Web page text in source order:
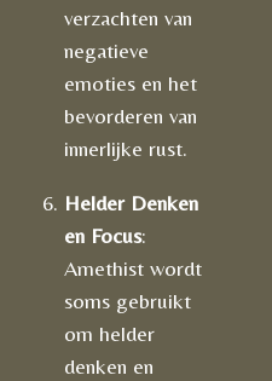
verzachten van
negatieve
emoties en het
bevorderen van
innerlijke rust.
Helder Denken
en Focus:
Amethist wordt
soms gebruikt
om helder
denken en